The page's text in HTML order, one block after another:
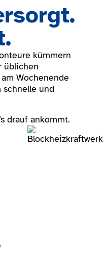
kümmern
üblichen
Wochenende
schnelle und
drauf ankommt.